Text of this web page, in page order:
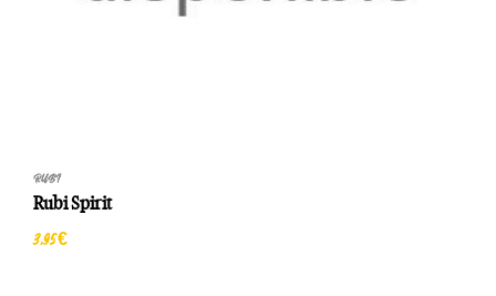
RUBI
Rubi Spirit
3,95 €